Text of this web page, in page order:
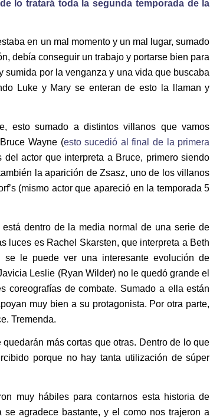
lo tratará toda la segunda temporada de la
en un mal momento y un mal lugar, sumado
debía conseguir un trabajo y portarse bien para
sumida por la venganza y una vida que buscaba
Luke y Mary se enteran de esto la llaman y
esto sumado a distintos villanos que vamos
Wayne (esto sucedió al final de la primera
actor que interpreta a Bruce, primero siendo
la aparición de Zsasz, uno de los villanos
(mismo actor que apareció en la temporada 5
dentro de la media normal de una serie de
luces es Rachel Skarsten, que interpreta a Beth
le puede ver una interesante evolución de
Leslie (Ryan Wilder) no le quedó grande el
coreografías de combate. Sumado a ella están
muy bien a su protagonista. Por otra parte,
Tremenda.
más cortas que otras. Dentro de lo que
porque no hay tanta utilización de súper
muy hábiles para contarnos esta historia de
agradece bastante, y el como nos trajeron a